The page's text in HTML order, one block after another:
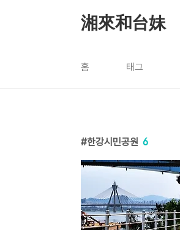
湘來和台妹
홈 태그
한강시민공원 6